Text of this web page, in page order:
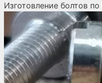
Изготовление болтов